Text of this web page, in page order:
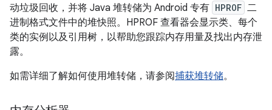
动垃圾回收，并将 Java 堆转储为 Android 专有 HPROF 二
进制格式文件中的堆快照。HPROF 查看器会显示类、每个
类的实例以及引用树，以帮助您跟踪内存用量及找出内存泄
露。
如需详细了解如何使用堆转储，请参阅捕获堆转储。